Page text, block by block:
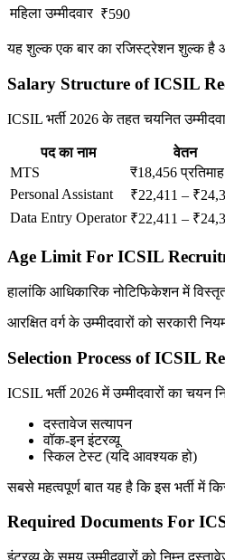
महिला उम्मीदवार ₹590
यह शुल्क एक बार का रजिस्ट्रेशन शुल्क है
Salary Structure of ICSIL
ICSIL भर्ती 2026 के तहत चयनित
पद का नाम
वेतन
MTS
₹18,456 प्रतिमाह
Personal Assistant
₹22,411 –
Data Entry Operator ₹22,411 –
Age Limit For ICSIL
हालांकि आधिकारिक नोटिफिकेशन में
आरक्षित वर्ग के उम्मीदवारों को सरकारी
Selection Process of ICSIL
ICSIL भर्ती 2026 में उम्मीदवारों का चयन
दस्तावेज सत्यापन
वॉक-इन इंटरव्यू
स्किल टेस्ट (यदि आवश्यक हो)
सबसे महत्वपूर्ण बात यह है कि इस भर्ती में
Required Documents For
इंटरव्यू के समय उम्मीदवारों को निम्न